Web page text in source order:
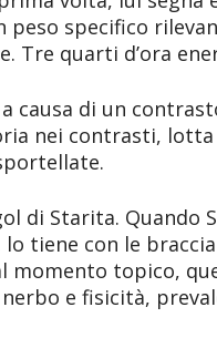
peso specifico
Tre quarti d’ora
causa di un
nei contrasti, lotta
di Starita. Quando
tiene con le braccia
momento topico,
e fisicità,